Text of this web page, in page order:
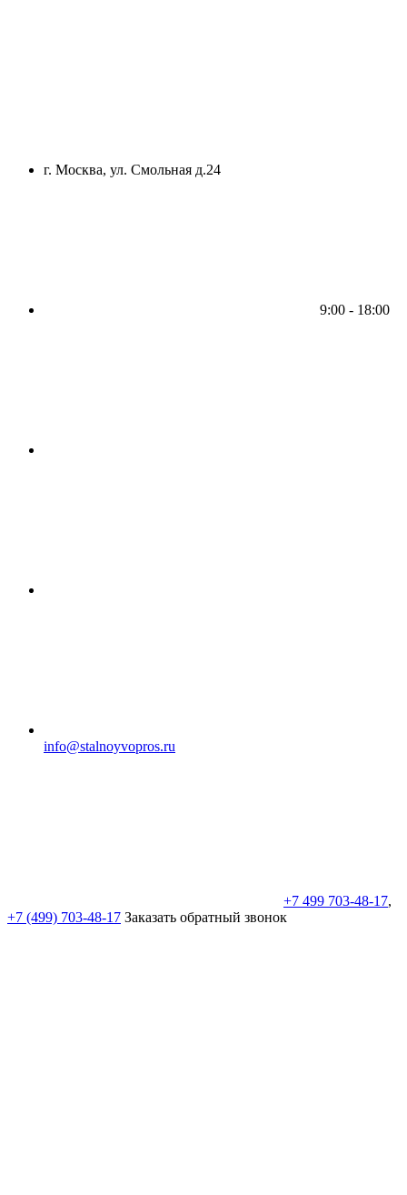
г. Москва, ул. Смольная д.24
9:00 - 18:00
info@stalnoyvopros.ru
+7 499 703-48-17,
+7 (499) 703-48-17 Заказать обратный звонок